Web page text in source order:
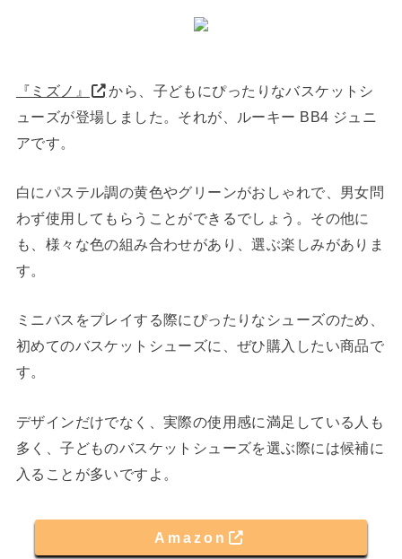
『ミズノ』
から、子どもにぴったりなバスケットシ
ューズが登場しました。それが、ルーキー BB4 ジュニ
アです。
白にパステル調の黄色やグリーンがおしゃれで、男女問
わず使用してもらうことができるでしょう。その他に
も、様々な色の組み合わせがあり、選ぶ楽しみがありま
す。
ミニバスをプレイする際にぴったりなシューズのため、
初めてのバスケットシューズに、ぜひ購入したい商品で
す。
デザインだけでなく、実際の使用感に満足している人も
多く、子どものバスケットシューズを選ぶ際には候補に
入ることが多いですよ。
Amazon